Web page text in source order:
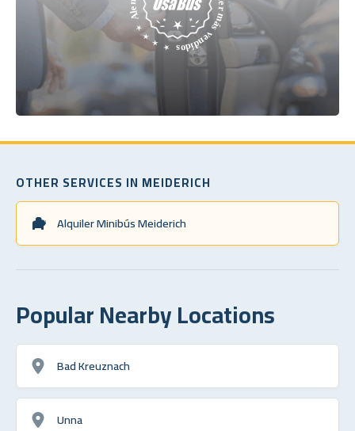
OTHER SERVICES IN MEIDERICH
Alquiler Minibús Meiderich
Popular Nearby Locations
Bad Kreuznach
Unna